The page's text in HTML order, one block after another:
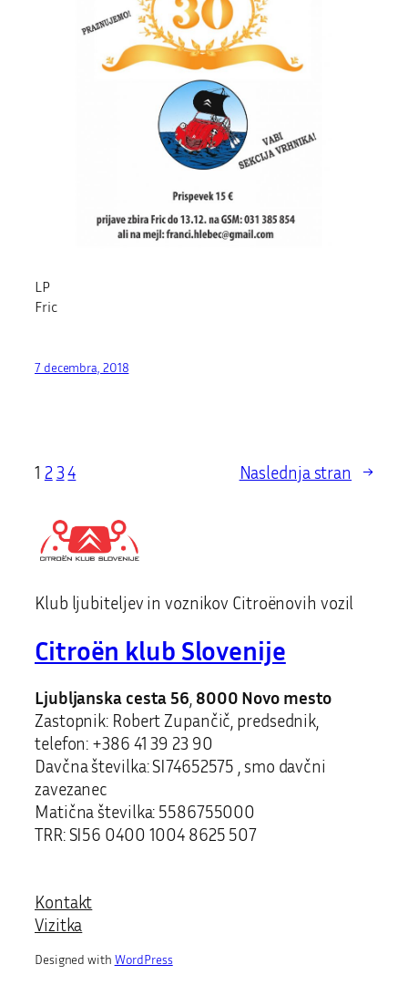
LP
Fric
7 decembra, 2018
1 2 3 4 Naslednja stran →
Klub ljubiteljev in voznikov Citroënovih vozil
Citroën klub Slovenije
Ljubljanska cesta 56 8000 Novo mesto
Zastopnik: Robert Zupančič, predsednik,
telefon: +386 41 39 23 90
Davčna številka: SI74652575 , smo davčni
zavezanec
Matična številka: 5586755000
TRR: SI56 0400 1004 8625 507
Kontakt
Vizitka
Designed with WordPress